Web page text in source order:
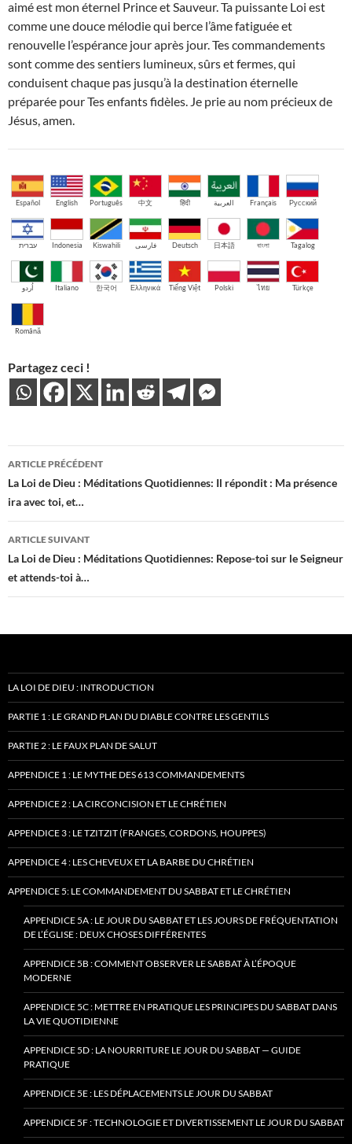
aimé est mon éternel Prince et Sauveur. Ta puissante Loi est
comme une douce mélodie qui berce l’âme fatiguée et
renouvelle l’espérance jour après jour. Tes commandements
sont comme des sentiers lumineux, sûrs et fermes, qui
conduisent chaque pas jusqu’à la destination éternelle
préparée pour Tes enfants fidèles. Je prie au nom précieux de
Jésus, amen.
Español English Português 中文 हिंदी العربية Français Русский
עברית Indonesia Kiswahili فارسی Deutsch 日本語 বাংলা Tagalog
اُردو Italiano 한국어 Ελληνικά Tiếng Việt Polski ไทย Türkçe
Română
Partagez ceci !
Navigation
des
articles
ARTICLE PRÉCÉDENT
La Loi de Dieu : Méditations Quotidiennes: Il répondit : Ma présence
ira avec toi, et…
ARTICLE SUIVANT
La Loi de Dieu : Méditations Quotidiennes: Repose-toi sur le Seigneur
et attends-toi à…
LA LOI DE DIEU : INTRODUCTION
PARTIE 1 : LE GRAND PLAN DU DIABLE CONTRE LES GENTILS
PARTIE 2 : LE FAUX PLAN DE SALUT
APPENDICE 1 : LE MYTHE DES 613 COMMANDEMENTS
APPENDICE 2 : LA CIRCONCISION ET LE CHRÉTIEN
APPENDICE 3 : LE TZITZIT (FRANGES, CORDONS, HOUPPES)
APPENDICE 4 : LES CHEVEUX ET LA BARBE DU CHRÉTIEN
APPENDICE 5: LE COMMANDEMENT DU SABBAT ET LE CHRÉTIEN
APPENDICE 5A : LE JOUR DU SABBAT ET LES JOURS DE FRÉQUENTATION
DE L’ÉGLISE : DEUX CHOSES DIFFÉRENTES
APPENDICE 5B : COMMENT OBSERVER LE SABBAT À L’ÉPOQUE
MODERNE
APPENDICE 5C : METTRE EN PRATIQUE LES PRINCIPES DU SABBAT DANS
LA VIE QUOTIDIENNE
APPENDICE 5D : LA NOURRITURE LE JOUR DU SABBAT — GUIDE
PRATIQUE
APPENDICE 5E : LES DÉPLACEMENTS LE JOUR DU SABBAT
APPENDICE 5F : TECHNOLOGIE ET DIVERTISSEMENT LE JOUR DU SABBAT